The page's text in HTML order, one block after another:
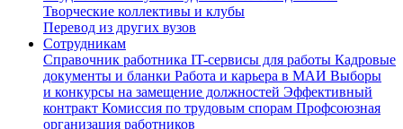
Творческие коллективы и клубы
Перевод из других вузов
Сотрудникам
Cправочник работника IT-сервисы для работы Кадровые
документы и бланки Работа и карьера в МАИ Выборы
и конкурсы на замещение должностей Эффективный
контракт Комиссия по трудовым спорам Профсоюзная
организация работников